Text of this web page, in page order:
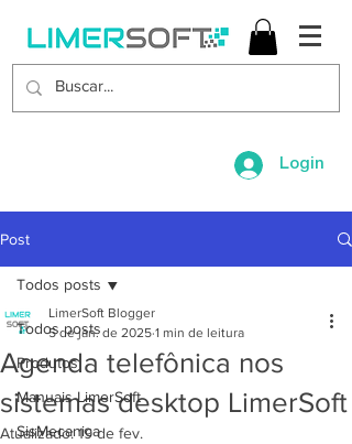
Login
Post
Todos posts
Produtos
Manuais LimerSoft
SisMecanica
Todos posts
Agenda telefônica nos
sistemas desktop LimerSoft
LimerSoft Blogger
5 de jan. de 2025 1 min de leitura
Atualizado:19 de fev.